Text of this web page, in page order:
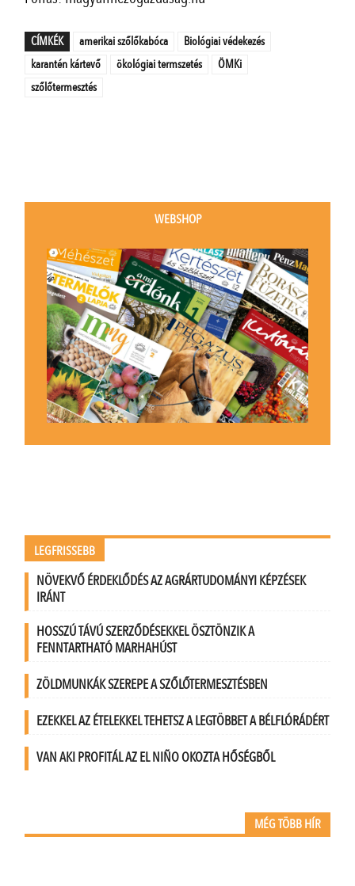
CÍMKÉK amerikai szőlőkabóca
Biológiai védekezés
karantén kártevő
ökológiai termszetés
ÖMKi
szőlőtermesztés
WEBSHOP
LEGFRISSEBB
NÖVEKVŐ ÉRDEKLŐDÉS AZ AGRÁRTUDOMÁNYI KÉPZÉSEK
IRÁNT
HOSSZÚ TÁVÚ SZERZŐDÉSEKKEL ÖSZTÖNZIK A
FENNTARTHATÓ MARHAHÚST
ZÖLDMUNKÁK SZEREPE A SZŐLŐTERMESZTÉSBEN
EZEKKEL AZ ÉTELEKKEL TEHETSZ A LEGTÖBBET A BÉLFLÓRÁDÉRT
VAN AKI PROFITÁL AZ EL NIÑO OKOZTA HŐSÉGBŐL
MÉG TÖBB HÍR